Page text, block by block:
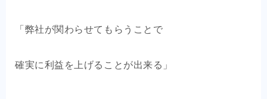
「弊社が関わらせてもらうことで
確実に利益を上げることが出来る」